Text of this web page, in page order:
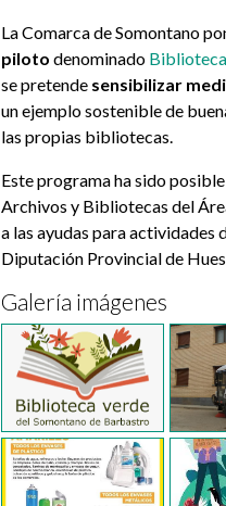
La Comarca de Somontano
piloto denominado
se pretende sensibilizar
un ejemplo sostenible de
las propias bibliotecas.
Este programa ha sido
Archivos y Bibliotecas del
a las ayudas para actividades
Diputación Provincial de
Galería imágenes